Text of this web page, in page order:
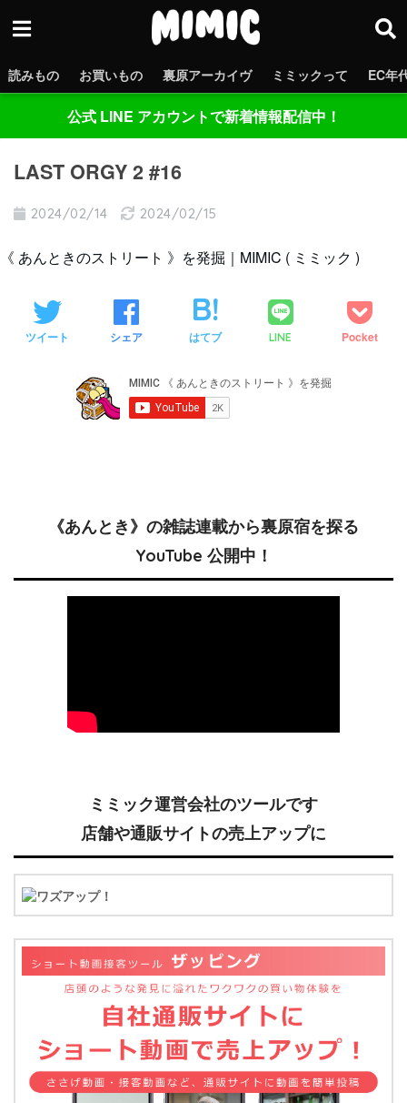
読みもの お買いもの 裏原アーカイヴ ミミックって EC年
公式 LINE アカウントで新着情報配信中！
LAST ORGY 2 #16
2024/02/14 2024/02/15
《 あんときのストリート 》を発掘｜MIMIC ( ミミック )
ツイート シェア はてブ LINE Pocket
《あんとき》の雑誌連載から裏原宿を探る
YouTube 公開中！
ミミック運営会社のツールです
店舗や通販サイトの売上アップに